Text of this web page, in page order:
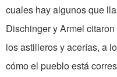
cuales hay algunos que
Dischinger y Armel
los astilleros y acerías, a
cómo el pueblo está